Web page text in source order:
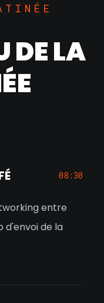
DE LA
08:30
entre
d'envoi de la